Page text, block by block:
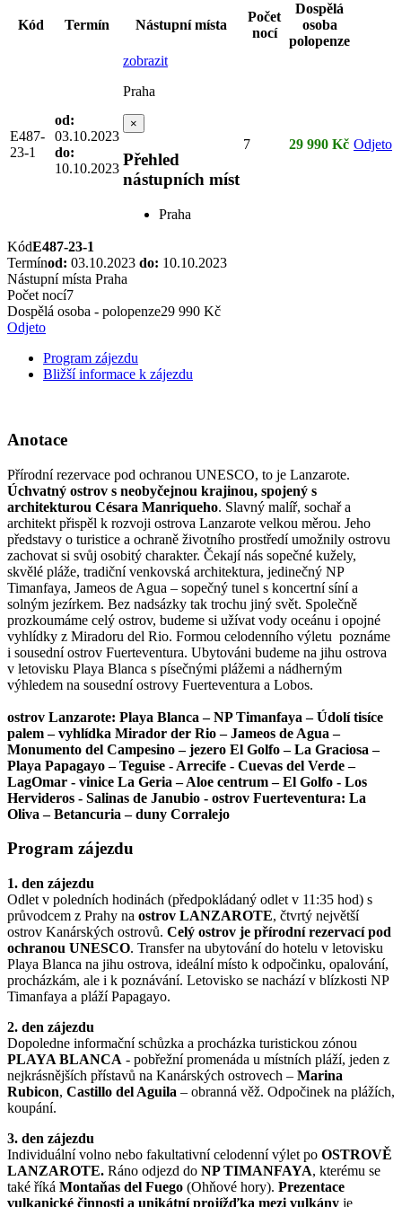
Kód Termín Nástupní místa
Počet
nocí
Dospělá
osoba
polopenze
E487-
23-1
od:
03.10.2023
do:
10.10.2023
zobrazit
Praha
×
Přehled
nástupních míst
Praha
7 29 990 Kč Odjeto
KódE487-23-1
Termínod: 03.10.2023 do: 10.10.2023
Nástupní místa Praha
Počet nocí7
Dospělá osoba - polopenze29 990 Kč
Odjeto
Program zájezdu
Bližší informace k zájezdu
Anotace
Přírodní rezervace pod ochranou UNESCO, to je Lanzarote.
Úchvatný ostrov s neobyčejnou krajinou, spojený s
architekturou Césara Manriqueho. Slavný malíř, sochař a
architekt přispěl k rozvoji ostrova Lanzarote velkou měrou. Jeho
představy o turistice a ochraně životního prostředí umožnily ostrovu
zachovat si svůj osobitý charakter. Čekají nás sopečné kužely,
skvělé pláže, tradiční venkovská architektura, jedinečný NP
Timanfaya, Jameos de Agua – sopečný tunel s koncertní síní a
solným jezírkem. Bez nadsázky tak trochu jiný svět. Společně
prozkoumáme celý ostrov, budeme si užívat vody oceánu i opojné
vyhlídky z Miradoru del Rio. Formou celodenního výletu poznáme
i sousední ostrov Fuerteventura. Ubytováni budeme na jihu ostrova
v letovisku Playa Blanca s písečnými plážemi a nádherným
výhledem na sousední ostrovy Fuerteventura a Lobos.
ostrov Lanzarote: Playa Blanca – NP Timanfaya – Údolí tisíce
palem – vyhlídka Mirador der Rio – Jameos de Agua –
Monumento del Campesino – jezero El Golfo – La Graciosa –
Playa Papagayo – Teguise - Arrecife - Cuevas del Verde –
LagOmar - vinice La Geria – Aloe centrum – El Golfo - Los
Hervideros - Salinas de Janubio - ostrov Fuerteventura: La
Oliva – Betancuria – duny Corralejo
Program zájezdu
1. den zájezdu
Odlet v poledních hodinách (předpokládaný odlet v 11:35 hod) s
průvodcem z Prahy na ostrov LANZAROTE, čtvrtý největší
ostrov Kanárských ostrovů. Celý ostrov je přírodní rezervací pod
ochranou UNESCO. Transfer na ubytování do hotelu v letovisku
Playa Blanca na jihu ostrova, ideální místo k odpočinku, opalování,
procházkám, ale i k poznávání. Letovisko se nachází v blízkosti NP
Timanfaya a pláží Papagayo.
2. den zájezdu
Dopoledne informační schůzka a procházka turistickou zónou
PLAYA BLANCA - pobřežní promenáda u místních pláží, jeden z
nejkrásnějších přístavů na Kanárských ostrovech – Marina
Rubicon, Castillo del Aguila – obranná věž. Odpočinek na plážích,
koupání.
3. den zájezdu
Individuální volno nebo fakultativní celodenní výlet po OSTROVĚ
LANZAROTE. Ráno odjezd do NP TIMANFAYA, kterému se
také říká Montaňas del Fuego (Ohňové hory). Prezentace
vulkanické činnosti a unikátní projížďka mezi vulkány je